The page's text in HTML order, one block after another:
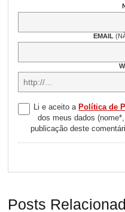
EMAIL
Li e aceito a Política de
dos meus dados
publicação deste
Posts